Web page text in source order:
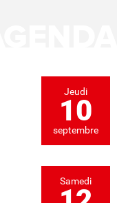
Jeudi
10
septembre
Samedi